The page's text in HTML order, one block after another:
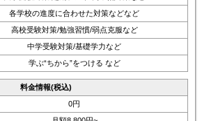
高校受験対策/勉強習慣/弱点克服など
中学受験対策/基礎学力など
学ぶ“ちから”をつける など
料金情報(税込)
0円
月額8,800円~
見積もりはこちらから